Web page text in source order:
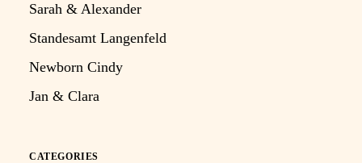
Sarah & Alexander
Standesamt Langenfeld
Newborn Cindy
Jan & Clara
CATEGORIES